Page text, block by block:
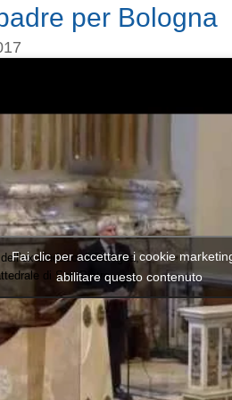
per Bologna
sindaco di Bologna,
di San Pietro.
Fai clic per accettare i cookie
abilitare questo contenuto